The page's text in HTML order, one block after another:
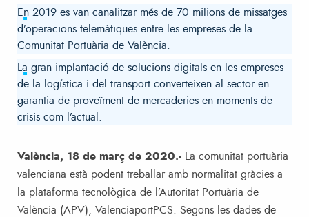
En 2019 es van canalitzar més de 70 milions de missatges
d’operacions telemàtiques entre les empreses de la
Comunitat Portuària de València.
La gran implantació de solucions digitals en les empreses
de la logística i del transport converteixen al sector en
garantia de proveïment de mercaderies en moments de
crisis com l’actual.
València, 18 de març de 2020.- La comunitat portuària
valenciana està podent treballar amb normalitat gràcies a
la plataforma tecnològica de l’Autoritat Portuària de
València (APV), ValenciaportPCS. Segons les dades de